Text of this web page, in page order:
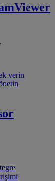
verin